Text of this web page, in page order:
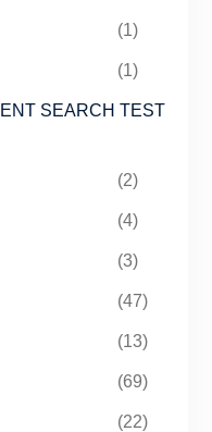
(1)
(1)
SEARCH TEST
(2)
(4)
(3)
(47)
(13)
(69)
(22)